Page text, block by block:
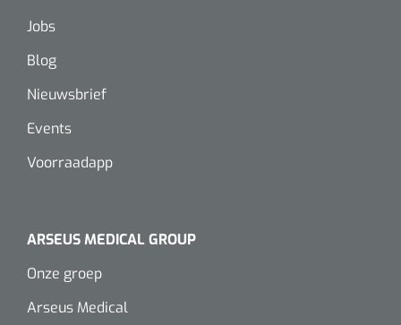
Jobs
Blog
Nieuwsbrief
Events
Voorraadapp
ARSEUS MEDICAL GROUP
Onze groep
Arseus Medical